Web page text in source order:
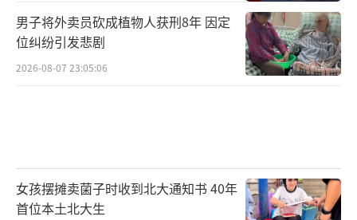
男子将外卖员砍成植物人获刑8年 因定
位纠纷引发悲剧
2026-08-07 23:05:06
女孩摆摊卖菌子时收到北大通知书 40年
首位本土北大生